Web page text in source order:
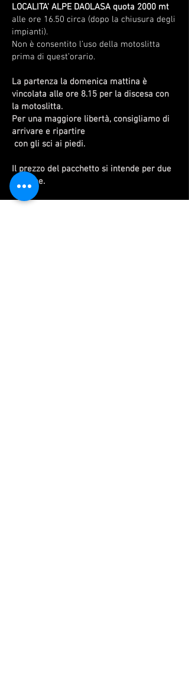
LOCALITA' ALPE DAOLASA quota 2000 mt
alle ore 16.50 circa (dopo la chiusura degli
impianti).
Non è consentito l’uso della motoslitta
prima di quest’orario.
La partenza la domenica mattina è
vincolata alle ore 8.15 per la discesa con
la motoslitta.
Per una maggiore libertà, consigliamo di
arrivare e ripartire
con gli sci ai piedi.
Il prezzo del pacchetto si intende per due
persone.